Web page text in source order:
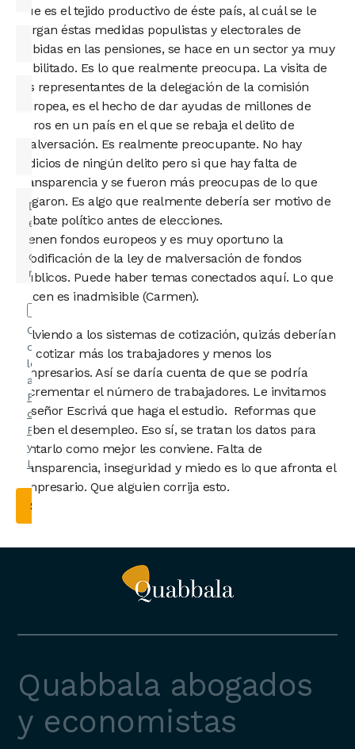
que es el tejido productivo de éste país, al cuál se le
cargan éstas medidas populistas y electorales de
subidas en las pensiones, se hace en un sector ya muy
debilitado. Es lo que realmente preocupa. La visita de
las representantes de la delegación de la comisión
europea, es el hecho de dar ayudas de millones de
euros en un país en el que se rebaja el delito de
malversación. Es realmente preocupante. No hay
indicios de ningún delito pero si que hay falta de
transparencia y se fueron más preocupas de lo que
llegaron. Es algo que realmente debería ser motivo de
debate político antes de elecciones.
Vienen fondos europeos y es muy oportuno la
modificación de la ley de malversación de fondos
públicos. Puede haber temas conectados aquí. Lo que
hacen es inadmisible (Carmen).
Volviendo a los sistemas de cotización, quizás deberían
de cotizar más los trabajadores y menos los
empresarios. Así se daría cuenta de que se podría
incrementar el número de trabajadores. Le invitamos
al señor Escrivá que haga el estudio. Reformas que
suben el desempleo. Eso sí, se tratan los datos para
pintarlo como mejor les conviene. Falta de
transparencia, inseguridad y miedo es lo que afronta el
empresario. Que alguien corrija esto.
Confirmo
que he
leído y
acepto la
Política
de
Privacidad
y elAviso
Legal.
Quabbala abogados
y economistas